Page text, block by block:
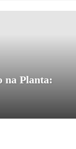
na Planta: